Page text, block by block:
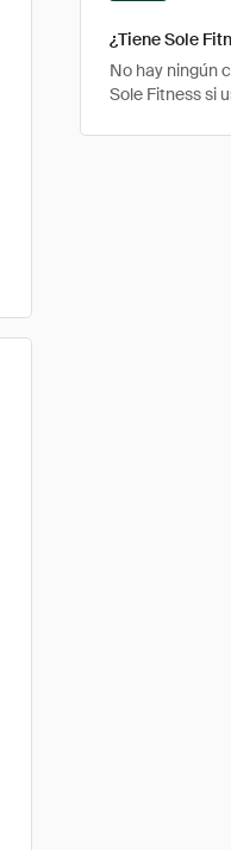
¿Tiene Sole
No hay ningún
Sole Fitness si